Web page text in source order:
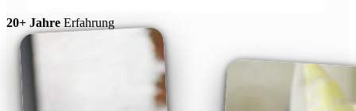
20+ Jahre Erfahrung